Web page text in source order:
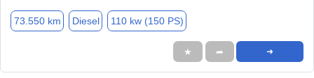
73.550 km Diesel 110 kw (150 PS)
★ ➦ ➜